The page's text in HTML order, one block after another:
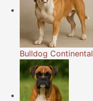
Bulldog Continental